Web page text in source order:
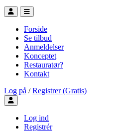
Forside
Se tilbud
Anmeldelser
Konceptet
Restauratør?
Kontakt
Log på / Registrer (Gratis)
Toggle user menu
Log ind
Registrér